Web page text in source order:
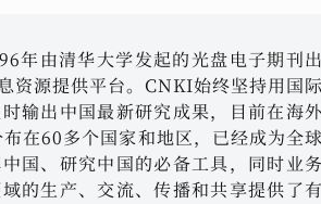
年由清华大学发起的光盘电子期刊出
资源提供平台。CNKI始终坚持用国际
输出中国最新研究成果，目前在海外
在60多个国家和地区，已经成为全球
国、研究中国的必备工具，同时业务
的生产、交流、传播和共享提供了有